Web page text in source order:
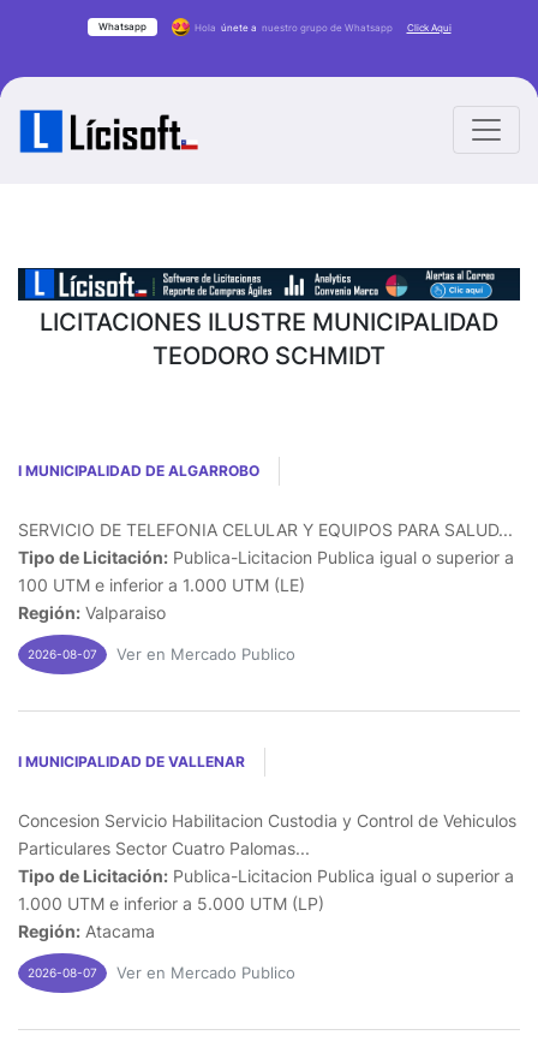
Whatsapp Hola únete a nuestro grupo de Whatsapp Click Aqui
LICITACIONES ILUSTRE MUNICIPALIDAD
TEODORO SCHMIDT
I MUNICIPALIDAD DE ALGARROBO
SERVICIO DE TELEFONIA CELULAR Y EQUIPOS PARA SALUD...
Tipo de Licitación: Publica-Licitacion Publica igual o superior a
100 UTM e inferior a 1.000 UTM (LE)
Región: Valparaiso
2026-08-07 Ver en Mercado Publico
I MUNICIPALIDAD DE VALLENAR
Concesion Servicio Habilitacion Custodia y Control de Vehiculos
Particulares Sector Cuatro Palomas...
Tipo de Licitación: Publica-Licitacion Publica igual o superior a
1.000 UTM e inferior a 5.000 UTM (LP)
Región: Atacama
2026-08-07 Ver en Mercado Publico